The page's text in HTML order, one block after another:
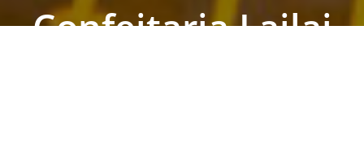
Confeitaria Lailai